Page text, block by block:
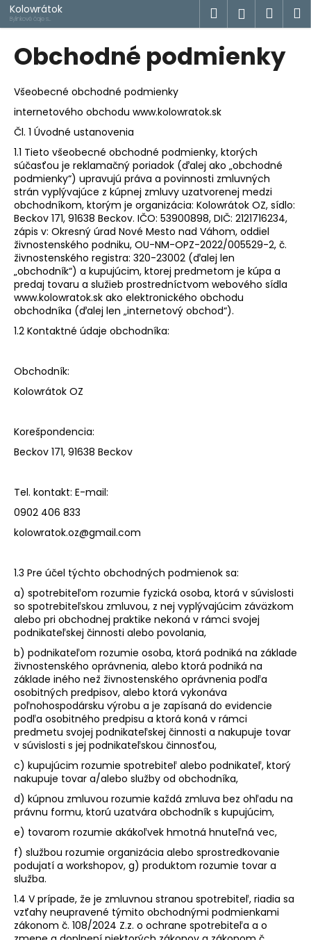
Prejsť
na
obsah
Kolowrátok
Bylinkové čaje s
príbehom
Hľadať
Obchodné podmienky
Všeobecné obchodné podmienky
internetového obchodu www.kolowratok.sk
Čl. 1 Úvodné ustanovenia
1.1 Tieto všeobecné obchodné podmienky, ktorých
súčasťou je reklamačný poriadok (ďalej ako „obchodné
podmienky“) upravujú práva a povinnosti zmluvných
strán vyplývajúce z kúpnej zmluvy uzatvorenej medzi
obchodníkom, ktorým je organizácia: Kolowrátok OZ, sídlo:
Beckov 171, 91638 Beckov. IČO: 53900898, DIČ: 2121716234,
zápis v: Okresný úrad Nové Mesto nad Váhom, oddiel
živnostenského podniku, OU-NM-OPZ-2022/005529-2, č.
živnostenského registra: 320-23002 (ďalej len
„obchodník“) a kupujúcim, ktorej predmetom je kúpa a
predaj tovaru a služieb prostredníctvom webového sídla
www.kolowratok.sk ako elektronického obchodu
obchodníka (ďalej len „internetový obchod“).
1.2 Kontaktné údaje obchodníka:
Obchodník:
Kolowrátok OZ
Korešpondencia:
Beckov 171, 91638 Beckov
Tel. kontakt: E-mail:
0902 406 833
kolowratok.oz@gmail.com
1.3 Pre účel týchto obchodných podmienok sa:
a) spotrebiteľom rozumie fyzická osoba, ktorá v súvislosti
so spotrebiteľskou zmluvou, z nej vyplývajúcim záväzkom
alebo pri obchodnej praktike nekoná v rámci svojej
podnikateľskej činnosti alebo povolania,
b) podnikateľom rozumie osoba, ktorá podniká na základe
živnostenského oprávnenia, alebo ktorá podniká na
základe iného než živnostenského oprávnenia podľa
osobitných predpisov, alebo ktorá vykonáva
poľnohospodársku výrobu a je zapísaná do evidencie
podľa osobitného predpisu a ktorá koná v rámci
predmetu svojej podnikateľskej činnosti a nakupuje tovar
v súvislosti s jej podnikateľskou činnosťou,
c) kupujúcim rozumie spotrebiteľ alebo podnikateľ, ktorý
nakupuje tovar a/alebo služby od obchodníka,
d) kúpnou zmluvou rozumie každá zmluva bez ohľadu na
právnu formu, ktorú uzatvára obchodník s kupujúcim,
e) tovarom rozumie akákoľvek hmotná hnuteľná vec,
f) službou rozumie organizácia alebo sprostredkovanie
podujatí a workshopov, g) produktom rozumie tovar a
služba.
1.4 V prípade, že je zmluvnou stranou spotrebiteľ, riadia sa
vzťahy neupravené týmito obchodnými podmienkami
zákonom č. 108/2024 Z.z. o ochrane spotrebiteľa a o
K
o
o
p
o
t
r
e
b
u
j
e
t
e
n
á
s
ť
?
O
p
o
r
ú
č
a
m
e
BYLINNÝ
WORSHOP
PRE
DETI
75
€